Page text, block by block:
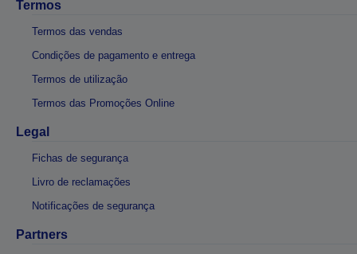
Termos
Termos das vendas
Condições de pagamento e entrega
Termos de utilização
Termos das Promoções Online
Legal
Fichas de segurança
Livro de reclamações
Notificações de segurança
Partners